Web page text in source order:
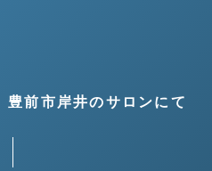
前市岸井のサロンにて